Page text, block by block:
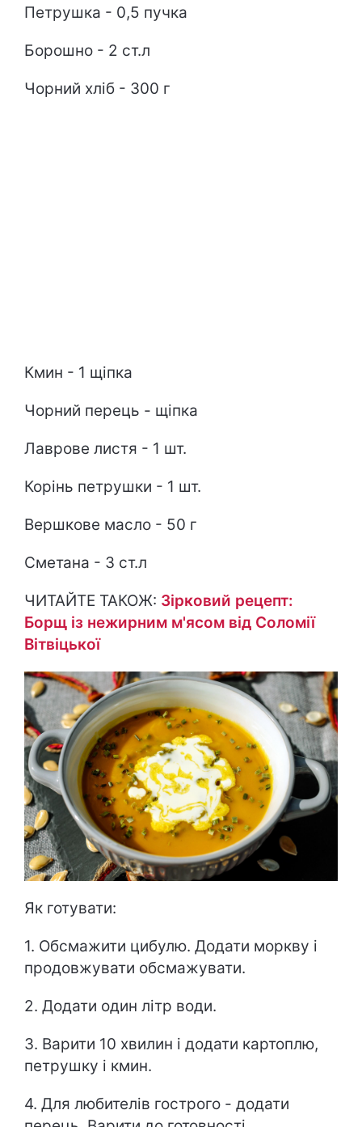
Петрушка - 0,5 пучка
Борошно - 2 ст.л
Чорний хліб - 300 г
Кмин - 1 щіпка
Чорний перець - щіпка
Лаврове листя - 1 шт.
Корінь петрушки - 1 шт.
Вершкове масло - 50 г
Сметана - 3 ст.л
ЧИТАЙТЕ ТАКОЖ: Зірковий рецепт:
Борщ із нежирним м'ясом від Соломії
Вітвіцької
Як готувати:
1. Обсмажити цибулю. Додати моркву і
продовжувати обсмажувати.
2. Додати один літр води.
3. Варити 10 хвилин і додати картоплю,
петрушку і кмин.
4. Для любителів гострого - додати